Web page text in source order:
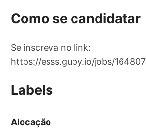
Como se candidatar
Se inscreva no link:
https://esss.gupy.io/jobs/164807
Labels
Alocação